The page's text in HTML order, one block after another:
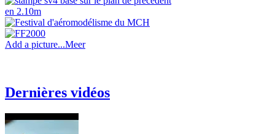
Add a picture...Meer
Dernières vidéos